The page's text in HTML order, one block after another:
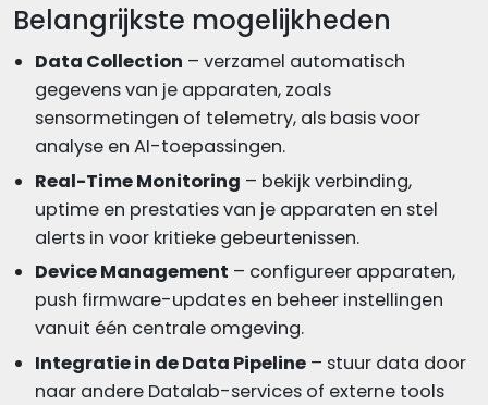
Belangrijkste mogelijkheden
Data Collection – verzamel automatisch
gegevens van je apparaten, zoals
sensormetingen of telemetry, als basis voor
analyse en AI-toepassingen.
Real-Time Monitoring – bekijk verbinding,
uptime en prestaties van je apparaten en stel
alerts in voor kritieke gebeurtenissen.
Device Management – configureer apparaten,
push firmware-updates en beheer instellingen
vanuit één centrale omgeving.
Integratie in de Data Pipeline – stuur data door
naar andere Datalab-services of externe tools